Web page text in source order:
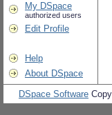
My DSpace
authorized users
Edit Profile
Help
About DSpace
DSpace Software